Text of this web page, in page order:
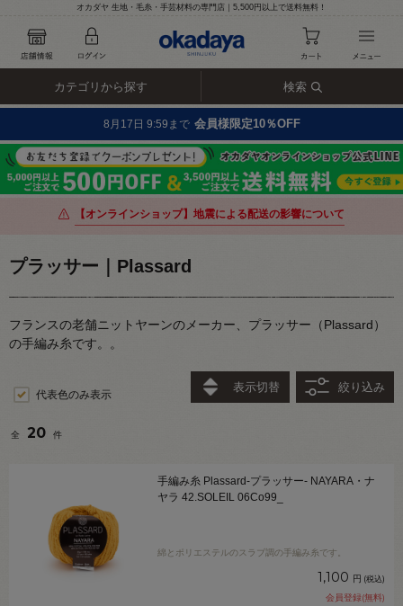
オカダヤ 生地・毛糸・手芸材料の専門店｜5,500円以上で送料無料！
カテゴリから探す 検索
8月17日 9:59まで 会員様限定10％OFF
【オンラインショップ】地震による配送の影響について
プラッサー｜Plassard
フランスの老舗ニットヤーンのメーカー、プラッサー（Plassard）
の手編み糸です。。
代表色のみ表示
表示切替 絞り込み
全 20 件
手編み糸 Plassard-プラッサー- NAYARA・ナ
ヤラ 42.SOLEIL 06Co99_
綿とポリエステルのスラブ調の手編み糸です。
1,100 円 (税込)
会員登録(無料)